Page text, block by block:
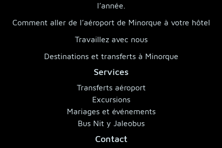
l’année.
Comment aller de l’aéroport de Minorque à votre hôtel
Travaillez avec nous
Destinations et transferts à Minorque
Services
Transferts aéroport
Excursions
Mariages et événements
Bus Nit y Jaleobus
Contact